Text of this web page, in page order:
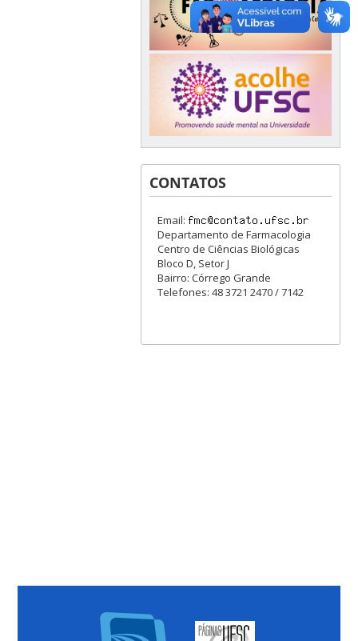
CONTATOS
Email:
Departamento de Farmacologia
Centro de Ciências Biológicas
Bloco D, Setor J
Bairro: Córrego Grande
Telefones: 48 3721 2470 / 7142